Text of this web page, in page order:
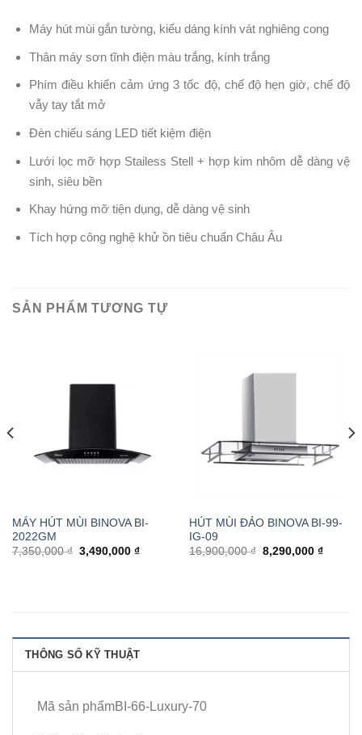
Máy hút mùi gắn tường, kiểu dáng kính vát nghiêng cong
Thân máy sơn tĩnh điện màu trắng, kính trắng
Phím điều khiển cảm ứng 3 tốc độ, chế độ hẹn giờ, chế độ
vẫy tay tắt mở
Đèn chiếu sáng LED tiết kiệm điện
Lưới lọc mỡ hợp Stailess Stell + hợp kim nhôm dễ dàng vệ
sinh, siêu bền
Khay hứng mỡ tiện dụng, dễ dàng vệ sinh
Tích hợp công nghệ khử ồn tiêu chuẩn Châu Âu
SẢN PHẨM TƯƠNG TỰ
MÁY HÚT MÙI BINOVA BI-
2022GM
7,350,000 ₫ 3,490,000 ₫
HÚT MÙI ĐẢO BINOVA BI-99-
IG-09
16,900,000 ₫ 8,290,000 ₫
THÔNG SỐ KỸ THUẬT
Mã sản phẩmBI-66-Luxury-70